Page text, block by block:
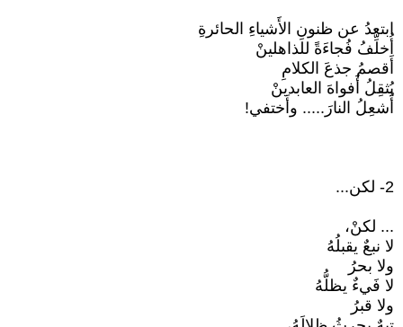
ابتعدُ عن ظنونِ الأَشياءِ الحائرةِ
أُخلِّفُ فُجاءَةً للذاهلينْ
أَقصمُ جذعَ الكلامِ
يُثقِلُ أَفواهَ العابدينْ
أُشعِلُ النارَ..... وأَختفي!
2- لكن...
... لكنْ،
لا نبعٌ يقبلُهُ
ولا بحرُ
لا فَيءٌ يظلُّهُ
ولا قبرُ